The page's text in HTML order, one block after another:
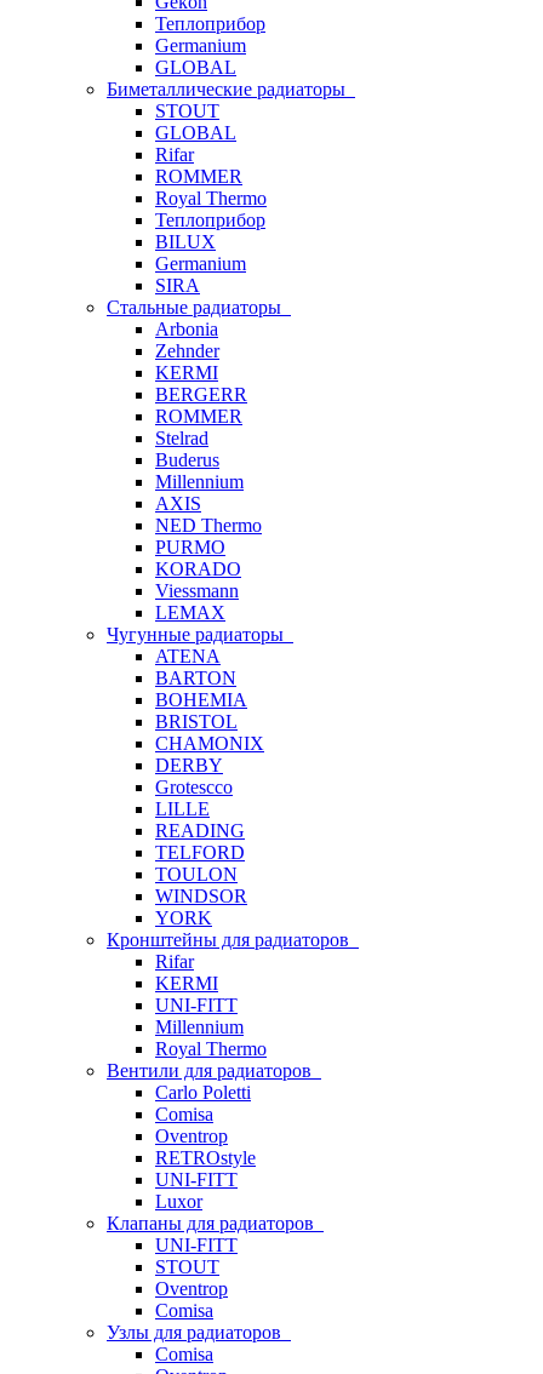
Теплоприбор
Germanium
GLOBAL
Биметаллические радиаторы
STOUT
GLOBAL
Rifar
ROMMER
Royal Thermo
Теплоприбор
BILUX
Germanium
SIRA
Стальные радиаторы
Arbonia
Zehnder
KERMI
BERGERR
ROMMER
Stelrad
Buderus
Millennium
AXIS
NED Thermo
PURMO
KORADO
Viessmann
LEMAX
Чугунные радиаторы
ATENA
BARTON
BOHEMIA
BRISTOL
CHAMONIX
DERBY
Grotescco
LILLE
READING
TELFORD
TOULON
WINDSOR
YORK
Кронштейны для радиаторов
Rifar
KERMI
UNI-FITT
Millennium
Royal Thermo
Вентили для радиаторов
Carlo Poletti
Comisa
Oventrop
RETROstyle
UNI-FITT
Luxor
Клапаны для радиаторов
UNI-FITT
STOUT
Oventrop
Comisa
Узлы для радиаторов
Comisa